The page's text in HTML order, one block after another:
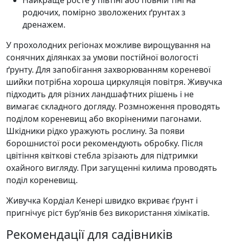
родючих, помірно зволожених ґрунтах з
дренажем.
У прохолодних регіонах можливе вирощування на
сонячних ділянках за умови постійної вологості
ґрунту. Для запобігання захворюванням кореневої
шийки потрібна хороша циркуляція повітря. Живучка
підходить для різних ландшафтних рішень і не
вимагає складного догляду. Розмноження проводять
поділом кореневищ або вкоріненими пагонами.
Шкідники рідко уражують рослину. За появи
борошнистої роси рекомендують обробку. Після
цвітіння квіткові стебла зрізають для підтримки
охайного вигляду. При загущенні килима проводять
поділ кореневищ.
Живучка Кордіал Кенері швидко вкриває ґрунт і
пригнічує ріст бур’янів без використання хімікатів.
Рекомендації для садівників